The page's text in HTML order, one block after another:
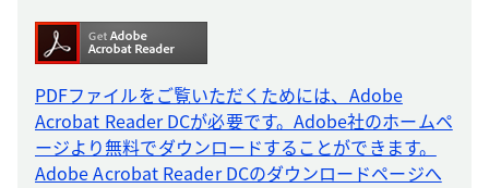
PDFファイルをご覧いただくためには、Adobe
Acrobat Reader DCが必要です。Adobe社のホームペ
ージより無料でダウンロードすることができます。
Adobe Acrobat Reader DCのダウンロードページへ